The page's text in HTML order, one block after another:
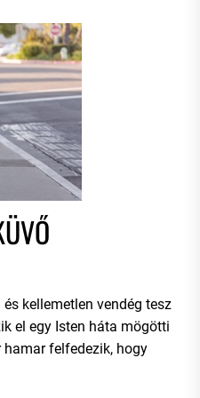
kellemetlen vendég tesz
el egy Isten háta mögötti
felfedezik, hogy